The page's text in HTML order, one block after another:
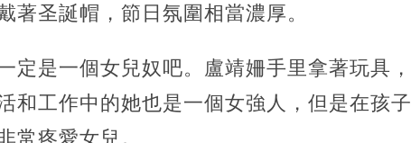
著圣誕帽，節日氛圍相當濃厚。
是一個女兒奴吧。盧靖姍手里拿著玩具，
和工作中的她也是一個女強人， 但是在孩子
常疼愛女兒。